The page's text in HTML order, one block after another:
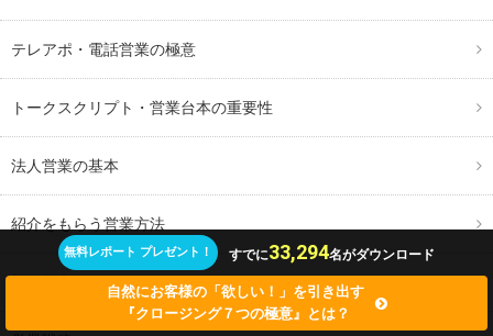
テレアポ・電話営業の極意
トークスクリプト・営業台本の重要性
法人営業の基本
紹介をもらう営業方法
新規顧客開拓のコツ
無料レポート プレゼント！ すでに33,294名がダウンロード
自然にお客様の「欲しい！」を引き出す
『クロージング７つの極意』とは？